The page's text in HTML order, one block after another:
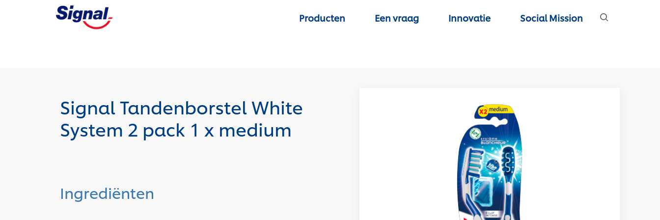
Producten Een vraag Innovatie Social Mission
Signal Tandenborstel White
System 2 pack 1 x medium
Ingrediënten